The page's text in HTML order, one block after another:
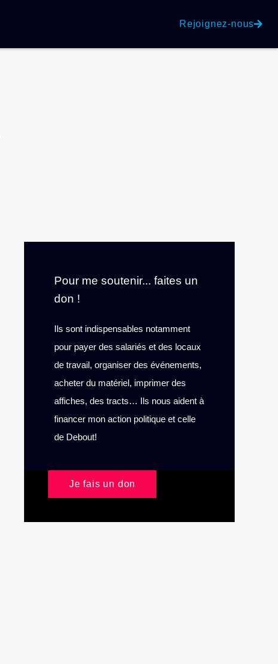
Rejoignez-nous
Pour me soutenir... faites un
don !
Ils sont indispensables notamment
pour payer des salariés et des locaux
de travail, organiser des événements,
acheter du matériel, imprimer des
affiches, des tracts… Ils nous aident à
financer mon action politique et celle
de Debout!
Je fais un don